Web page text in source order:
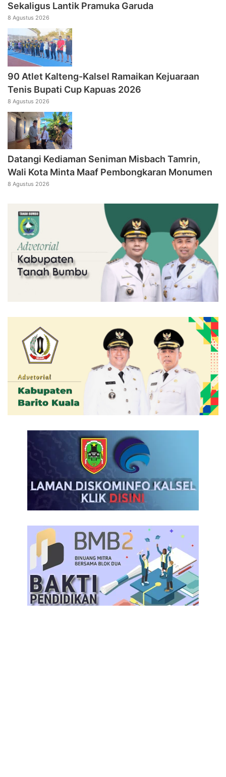
Sekaligus Lantik Pramuka Garuda
8 Agustus 2026
90 Atlet Kalteng-Kalsel Ramaikan Kejuaraan
Tenis Bupati Cup Kapuas 2026
8 Agustus 2026
Datangi Kediaman Seniman Misbach Tamrin,
Wali Kota Minta Maaf Pembongkaran Monumen
8 Agustus 2026